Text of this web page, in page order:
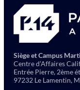
Siège et Campus
Centre d’Affaires
Entrée Pierre, 2ème
97232 Le Lamentin,